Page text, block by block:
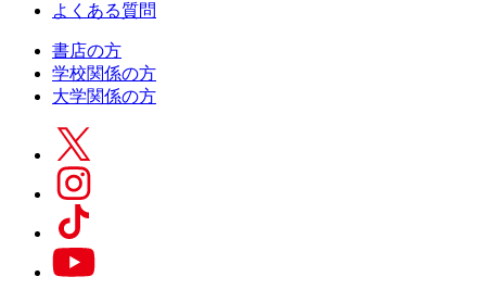
よくある質問
書店の方
学校関係の方
大学関係の方